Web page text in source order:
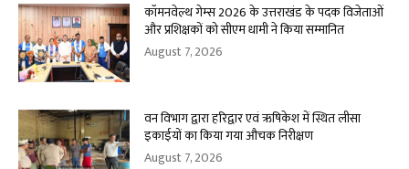
कॉमनवेल्थ गेम्स 2026 के उत्तराखंड के पदक विजेताओं
और प्रशिक्षकों को सीएम धामी ने किया सम्मानित
August 7, 2026
वन विभाग द्वारा हरिद्वार एवं ऋषिकेश में स्थित लीसा
इकाईयों का किया गया औचक निरीक्षण
August 7, 2026